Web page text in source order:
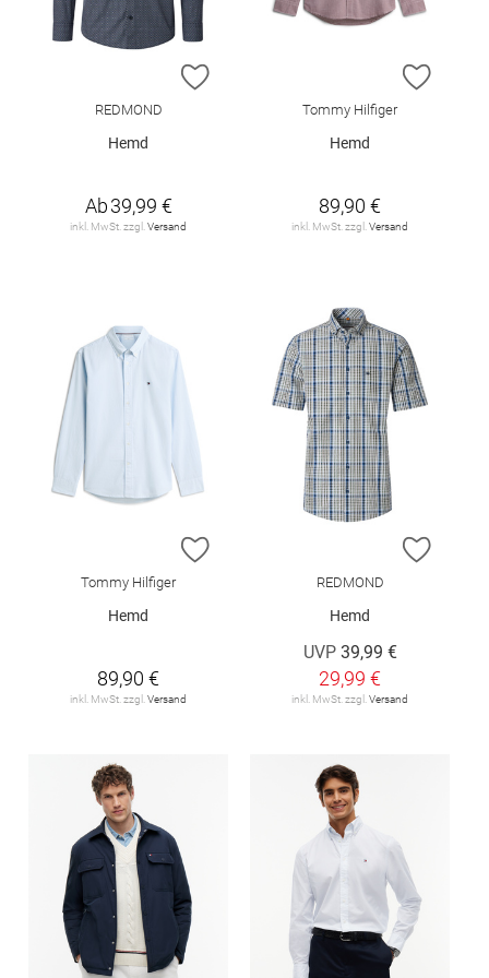
ZUR WUNSCHLISTE HINZUFÜGEN
REDMOND
Hemd
Ab39,99 €
inkl. MwSt. zzgl. Versand
ZUR
Tommy Hilfiger
Hemd
89,90 €
inkl. MwSt. zzgl. Versand
ZUR WUNSCHLISTE HINZUFÜGEN
Tommy Hilfiger
Hemd
89,90 €
inkl. MwSt. zzgl. Versand
ZUR
REDMOND
Hemd
UVP 39,99 €
29,99 €
inkl. MwSt. zzgl. Versand